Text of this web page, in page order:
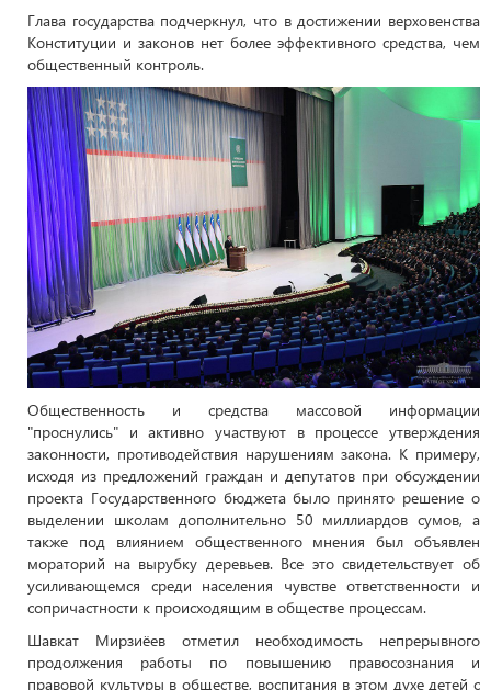
Глава государства подчеркнул, что в достижении верховенства
Конституции и законов нет более эффективного средства, чем
общественный контроль.
Общественность и средства массовой информации
"проснулись" и активно участвуют в процессе утверждения
законности, противодействия нарушениям закона. К примеру,
исходя из предложений граждан и депутатов при обсуждении
проекта Государственного бюджета было принято решение о
выделении школам дополнительно 50 миллиардов сумов, а
также под влиянием общественного мнения был объявлен
мораторий на вырубку деревьев. Все это свидетельствует об
усиливающемся среди населения чувстве ответственности и
сопричастности к происходящим в обществе процессам.
Шавкат Мирзиёев отметил необходимость непрерывного
продолжения работы по повышению правосознания и
правовой культуры в обществе, воспитания в этом духе детей с